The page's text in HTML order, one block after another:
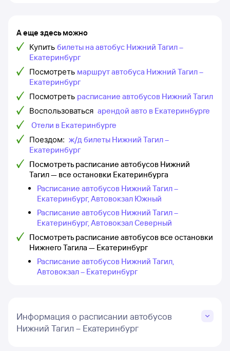
А еще здесь можно
Купить билеты на автобус Нижний Тагил –
Екатеринбург
Посмотреть маршрут автобуса Нижний Тагил –
Екатеринбург
Посмотреть расписание автобусов Нижний Тагил
Воспользоваться арендой авто в Екатеринбурге
Отели в Екатеринбурге
Поездом: ж/д билеты Нижний Тагил –
Екатеринбург
Посмотреть расписание автобусов Нижний
Тагил — все остановки Екатеринбурга
Расписание автобусов Нижний Тагил –
Екатеринбург, Автовокзал Южный
Расписание автобусов Нижний Тагил –
Екатеринбург, Автовокзал Северный
Посмотреть расписание автобусов все остановки
Нижнего Тагила — Екатеринбург
Расписание автобусов Нижний Тагил,
Автовокзал – Екатеринбург
Информация о расписании автобусов
Нижний Тагил – Екатеринбург